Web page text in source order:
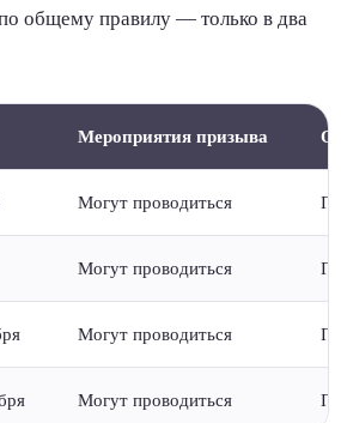
общему правилу — только в два
Мероприятия призыва
Могут проводиться
Могут проводиться
Могут проводиться
Могут проводиться